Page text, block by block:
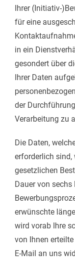
Ihrer (Initiativ-
für eine
in ein
gesondert über
Ihrer Daten
der
Verarbeitung zu
Die Daten,
erforderlich sind,
gesetzlichen
Dauer von
erwünschte
wird vorab Ihre
von Ihnen
E-Mail an uns